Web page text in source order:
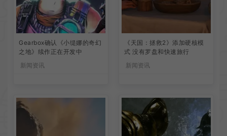
Gearbox确认《小缇娜的奇幻
之地》续作正在开发中
新闻资讯
《天国：拯救2》添加硬核模
式 没有罗盘和快速旅行
新闻资讯